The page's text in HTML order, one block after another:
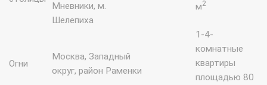
Мневники, м.
Шелепиха
м2
Огни
Москва, Западный
округ, район Раменки
1-4-
комнатные
квартиры
площадью 80